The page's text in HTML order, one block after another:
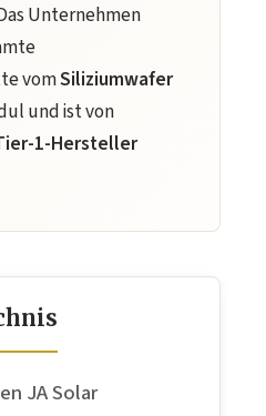
Unternehmen
vomSiliziumwafer
und ist von
1-Hersteller
JA Solar